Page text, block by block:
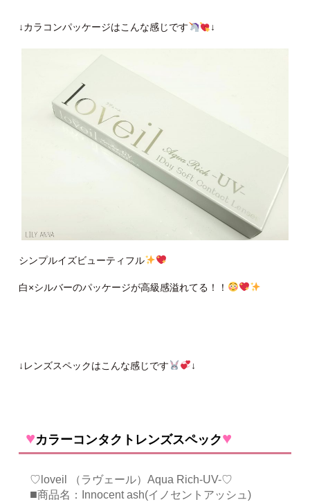
↓カラコンパッケージはこんな感じです ↓
シンプルイズビューティフル
白×シルバーのパッケージが高級感溢れてる！！
↓レンズスペックはこんな感じです ↓
♥カラーコンタクトレンズスペック♥
♡loveil （ラヴェール）Aqua Rich-UV-♡
■商品名：Innocent ash(イノセントアッシュ)